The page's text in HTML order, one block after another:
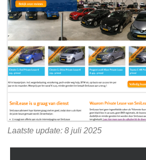
Laatste update: 8 juli 2025